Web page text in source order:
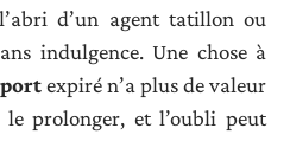
d’un agent tatillon ou
indulgence. Une chose à
expiré n’a plus de valeur
prolonger, et l’oubli peut